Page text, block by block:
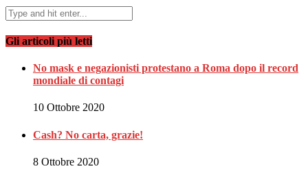
Gli articoli più letti
No mask e negazionisti protestano a Roma dopo il record
mondiale di contagi
10 Ottobre 2020
Cash? No carta, grazie!
8 Ottobre 2020